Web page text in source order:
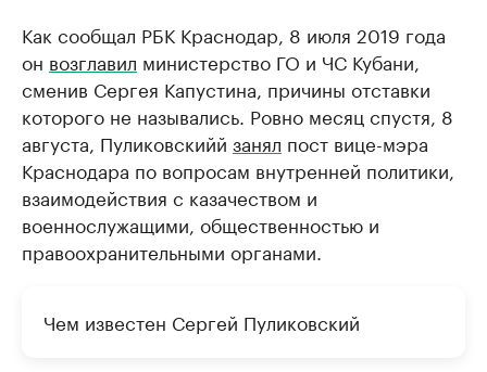
Как сообщал РБК Краснодар, 8 июля 2019 года
он возглавил министерство ГО и ЧС Кубани,
сменив Сергея Капустина, причины отставки
которого не назывались. Ровно месяц спустя, 8
августа, Пуликовскийй занял пост вице-мэра
Краснодара по вопросам внутренней политики,
взаимодействия с казачеством и
военнослужащими, общественностью и
правоохранительными органами.
Чем известен Сергей Пуликовский